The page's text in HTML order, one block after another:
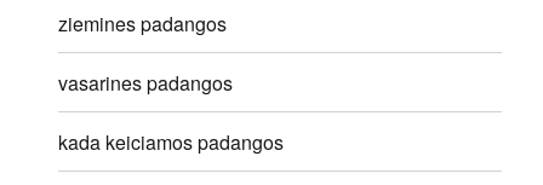
ziemines padangos
vasarines padangos
kada keiciamos padangos